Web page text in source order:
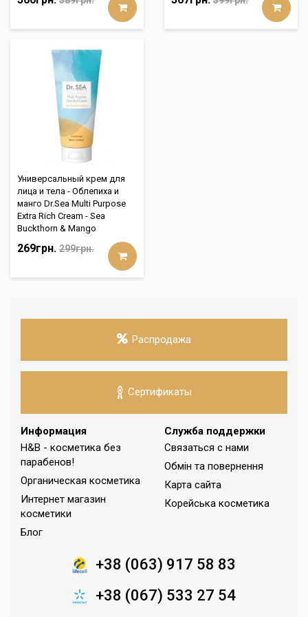
Универсальный крем для
лица и тела - Облепиха и
манго Dr.Sea Multi Purpose
Extra Rich Cream - Sea
Buckthorn & Mango
269грн. 299грн.
Распродажа
Сертификаты
Информация
H&B - косметика без
парабенов!
Органическая косметика
Интернет магазин
косметики
Блог
Служба поддержки
Связаться с нами
Обмін та повернення
Карта сайта
Корейська косметика
+38 (063) 917 58 83
+38 (067) 533 27 54